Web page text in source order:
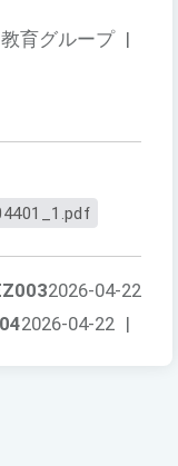
育グループ |
2026-04-22
2026-04-22 |